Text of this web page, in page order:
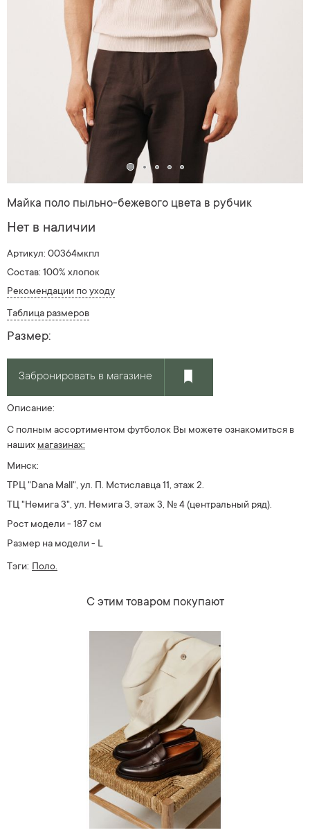
Майка поло пыльно-бежевого цвета в рубчик
Нет в наличии
Артикул: 00364мкпл
Состав: 100% хлопок
Рекомендации по уходу
Таблица размеров
Размер:
Забронировать в магазине
Описание:
С полным ассортиментом футболок Вы можете ознакомиться в
наших магазинах:
Минск:
ТРЦ "Dana Mall", ул. П. Мстиславца 11, этаж 2.
ТЦ "Немига 3", ул. Немига 3, этаж 3, № 4 (центральный ряд).
Рост модели - 187 см
Размер на модели - L
Тэги: Поло.
С этим товаром покупают